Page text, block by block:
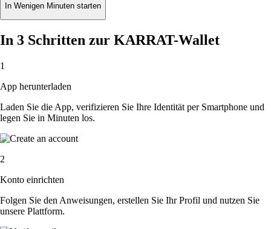
In Wenigen Minuten starten
In 3 Schritten zur KARRAT-Wallet
1
App herunterladen
Laden Sie die App, verifizieren Sie Ihre Identität per Smartphone und
legen Sie in Minuten los.
2
Konto einrichten
Folgen Sie den Anweisungen, erstellen Sie Ihr Profil und nutzen Sie
unsere Plattform.